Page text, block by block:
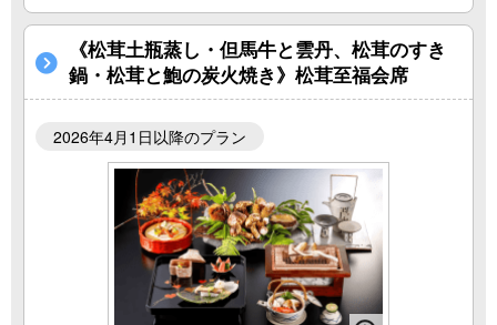
《松茸土瓶蒸し・但馬牛と雲丹、松茸のすき
鍋・松茸と鮑の炭火焼き》松茸至福会席
2026年4月1日以降のプラン